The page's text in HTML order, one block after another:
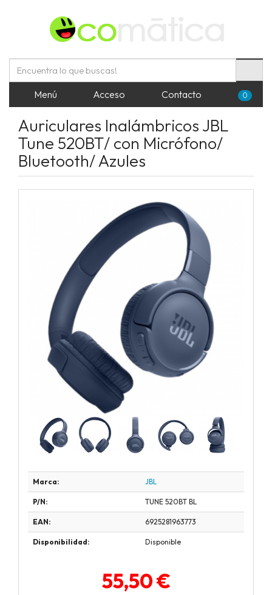
Menú Acceso Contacto 0
Auriculares Inalámbricos JBL
Tune 520BT/ con Micrófono/
Bluetooth/ Azules
Marca: JBL
P/N: TUNE 520BT BL
EAN: 6925281963773
Disponibilidad: Disponible
55,50 €